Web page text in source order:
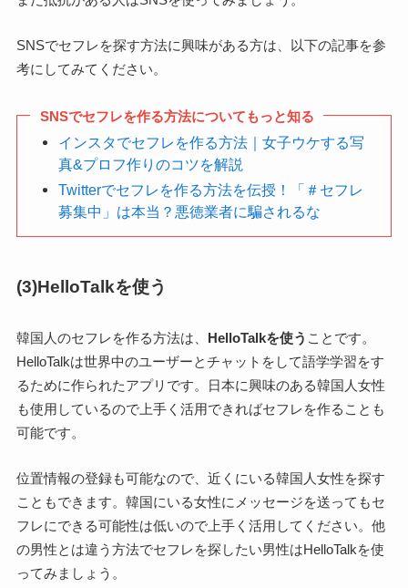
SNSでセフレを探す方法に興味がある方は、以下の記事を参
考にしてみてください。
SNSでセフレを作る方法についてもっと知る
インスタでセフレを作る方法｜女子ウケする写
真&プロフ作りのコツを解説
Twitterでセフレを作る方法を伝授！「＃セフレ
募集中」は本当？悪徳業者に騙されるな
(3)HelloTalkを使う
韓国人のセフレを作る方法は、 HelloTalkを使う ことです。
HelloTalkは世界中のユーザーとチャットをして語学学習をす
るために作られたアプリです。日本に興味のある韓国人女性
も使用しているので上手く活用できればセフレを作ることも
可能です。
位置情報の登録も可能なので、近くにいる韓国人女性を探す
こともできます。韓国にいる女性にメッセージを送ってもセ
フレにできる可能性は低いので上手く活用してください。他
の男性とは違う方法でセフレを探したい男性はHelloTalkを使
ってみましょう。